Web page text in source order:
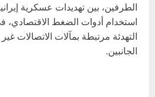
الطرفين، بين تهديدات عسكرية
استخدام أدوات الضغط
التهدئة مرتبطة بمآلات الاتصالات
الجانبين.